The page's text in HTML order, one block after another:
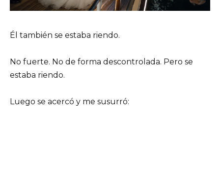
Él también se estaba riendo.
No fuerte. No de forma descontrolada. Pero se
estaba riendo.
Luego se acercó y me susurró: